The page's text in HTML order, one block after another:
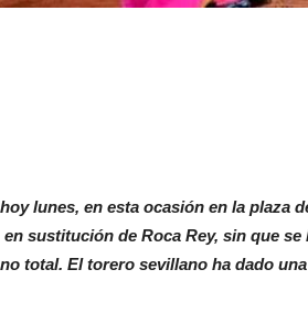
lunes, en esta ocasión en la plaza
sustitución de Roca Rey, sin que se
total. El torero sevillano ha dado